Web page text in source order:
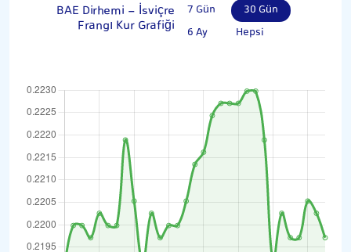
BAE Dirhemi - İsviçre
Frangı Kur Grafiği
7 Gün
30 Gün
6 Ay
Hepsi